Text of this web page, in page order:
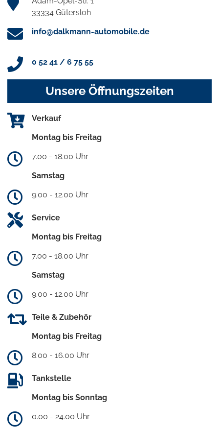
33334 Gütersloh
info@dalkmann-automobile.de
0 52 41 / 6 75 55
Unsere Öffnungszeiten
Verkauf
Montag bis Freitag
7.00 - 18.00 Uhr
Samstag
9.00 - 12.00 Uhr
Service
Montag bis Freitag
7.00 - 18.00 Uhr
Samstag
9.00 - 12.00 Uhr
Teile & Zubehör
Montag bis Freitag
8.00 - 16.00 Uhr
Tankstelle
Montag bis Sonntag
0.00 - 24.00 Uhr